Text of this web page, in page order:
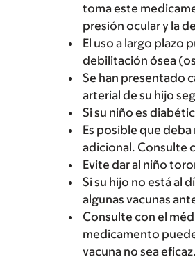
toma este
presión ocular y la
El uso a largo plazo
debilitación ósea
Se han presentado
arterial de su hijo
Si su niño es
Es posible que
adicional. Consulte
Evite dar al niño
Si su hijo no está al
algunas vacunas
Consulte con el
medicamento
vacuna no sea eficaz.